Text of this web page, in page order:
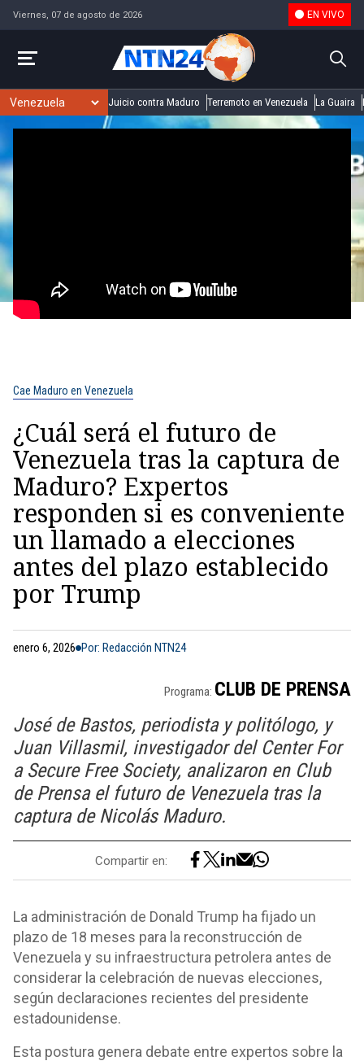
Viernes, 07 de agosto de 2026 EN VIVO
Juicio contra Maduro Terremoto en Venezuela La Guaira
Cae Maduro en Venezuela
¿Cuál será el futuro de
Venezuela tras la captura de
Maduro? Expertos
responden si es conveniente
un llamado a elecciones
antes del plazo establecido
por Trump
enero 6, 2026 Por: Redacción NTN24
Programa: CLUB DE PRENSA
José de Bastos, periodista y politólogo, y
Juan Villasmil, investigador del Center For
a Secure Free Society, analizaron en Club
de Prensa el futuro de Venezuela tras la
captura de Nicolás Maduro.
Compartir en:
La administración de Donald Trump ha fijado un
plazo de 18 meses para la reconstrucción de
Venezuela y su infraestructura petrolera antes de
considerar la celebración de nuevas elecciones,
según declaraciones recientes del presidente
estadounidense.
Esta postura genera debate entre expertos sobre la